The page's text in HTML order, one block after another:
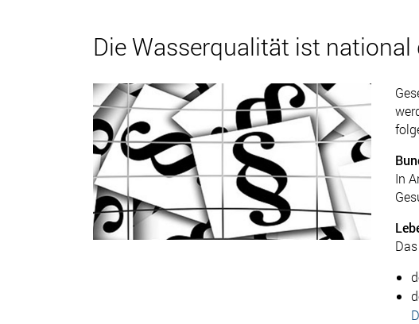
Die Wasserqualität ist
In